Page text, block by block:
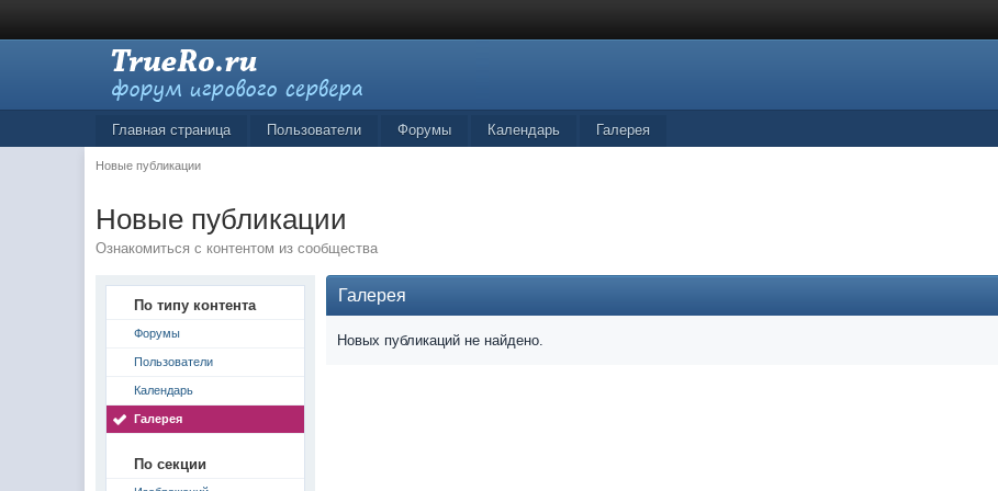
Главная страница Пользователи Форумы Календарь Галерея
Новые публикации
Новые публикации
Ознакомиться с контентом из сообщества
По типу контента
Форумы
Пользователи
Календарь
Галерея
По секции
Галерея
Новых публикаций не найдено.